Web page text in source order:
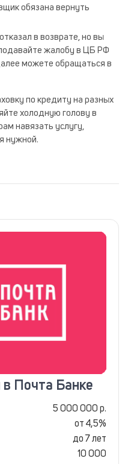
обязана вернуть
в возврате, но вы
жалобу в ЦБ РФ
можете обращаться в
по кредиту на разных
холодную голову в
навязать услугу,
нужной.
Почта Банке
5 000 000 р.
от 4,5%
до 7 лет
10 000